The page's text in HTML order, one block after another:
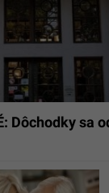
Dôchodky